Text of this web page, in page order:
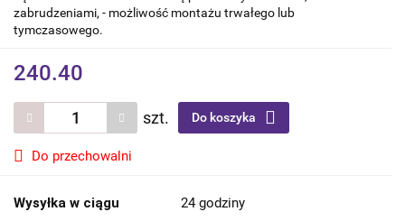
zabrudzeniami, - możliwość montażu trwałego lub
tymczasowego.
240.40
szt. Do koszyka
Do przechowalni
Wysyłka w ciągu 24 godziny